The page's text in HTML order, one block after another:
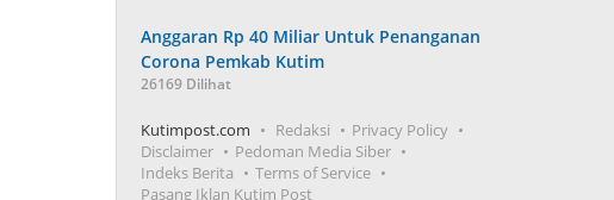
Anggaran Rp 40 Miliar Untuk Penanganan
Corona Pemkab Kutim
26169 Dilihat
Kutimpost.com Redaksi
Privacy Policy
Disclaimer
Pedoman Media Siber
Indeks Berita
Terms of Service
Pasang Iklan Kutim Post